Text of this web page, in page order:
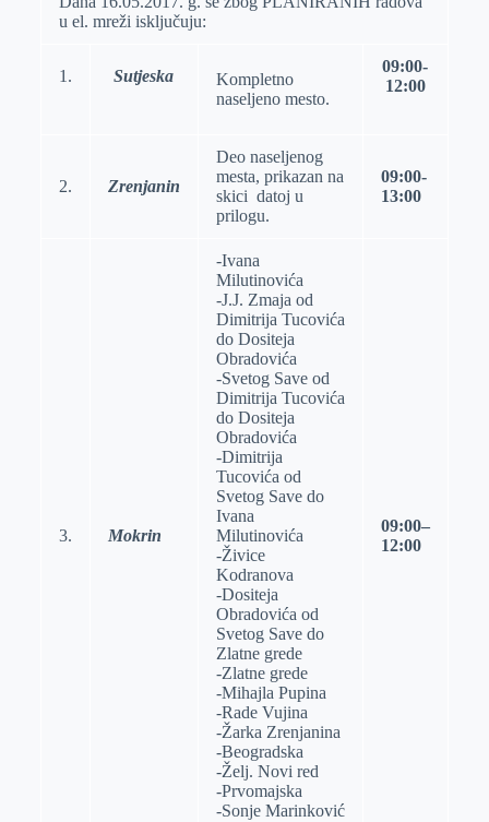
u el. mreži isključuju:
1. Sutjeska
Kompletno
naseljeno mesto.
09:00-
12:00
2. Zrenjanin
Deo naselјenog
mesta, prikazan na
skici datoj u
prilogu.
09:00-
13:00
3. Mokrin
-Ivana
Milutinovića
-J.J. Zmaja od
Dimitrija Tucovića
do Dositeja
Obradovića
-Svetog Save od
Dimitrija Tucovića
do Dositeja
Obradovića
-Dimitrija
Tucovića od
Svetog Save do
Ivana
Milutinovića
-Živice
Kodranova
-Dositeja
Obradovića od
Svetog Save do
Zlatne grede
-Zlatne grede
-Mihajla Pupina
-Rade Vujina
-Žarka Zrenjanina
-Beogradska
-Želj. Novi red
-Prvomajska
-Sonje Marinković
09:00–
12:00